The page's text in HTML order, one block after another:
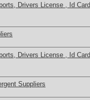
Drivers License , Id
Drivers License , Id
Suppliers